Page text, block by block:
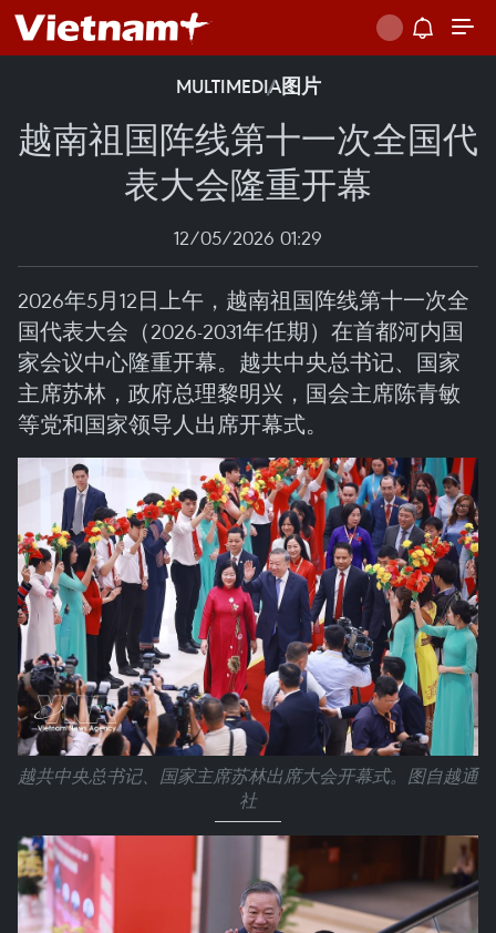
MULTIMEDIA图片
越南祖国阵线第十一次全国代
表大会隆重开幕
12/05/2026 01:29
2026年5月12日上午，越南祖国阵线第十一次全
国代表大会（2026-2031年任期）在首都河内国
家会议中心隆重开幕。越共中央总书记、国家
主席苏林，政府总理黎明兴，国会主席陈青敏
等党和国家领导人出席开幕式。
越共中央总书记、国家主席苏林出席大会开幕式。图自越通
社